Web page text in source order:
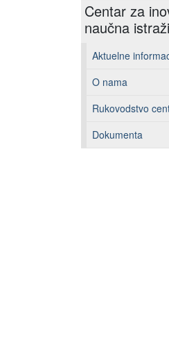
Centar za
naučna
Aktuelne
O nama
Rukovodstvo
Dokumenta